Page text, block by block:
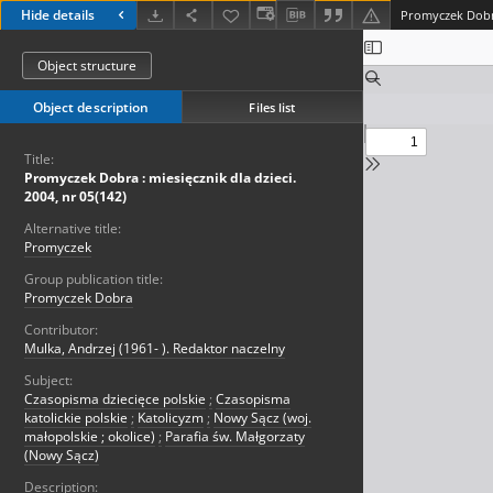
Hide details
Object structure
Object description Files list
Title:
Promyczek Dobra : miesięcznik dla dzieci.
2004, nr 05(142)
Alternative title:
Promyczek
Group publication title:
Promyczek Dobra
Contributor:
Mulka, Andrzej (1961- ). Redaktor naczelny
Subject:
Czasopisma dziecięce polskie ; Czasopisma
katolickie polskie ; Katolicyzm ; Nowy Sącz (woj.
małopolskie ; okolice) ; Parafia św. Małgorzaty
(Nowy Sącz)
Description: